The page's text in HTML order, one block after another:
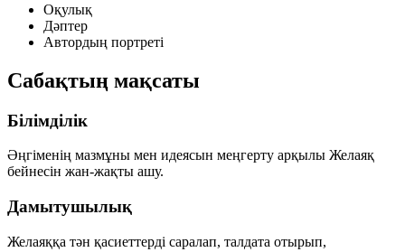
Оқулық
Дәптер
Автордың портреті
Сабақтың мақсаты
Білімділік
Әңгіменің мазмұны мен идеясын меңгерту арқылы Желаяқ
бейнесін жан-жақты ашу.
Дамытушылық
Желаяққа тән қасиеттерді саралап, талдата отырып,